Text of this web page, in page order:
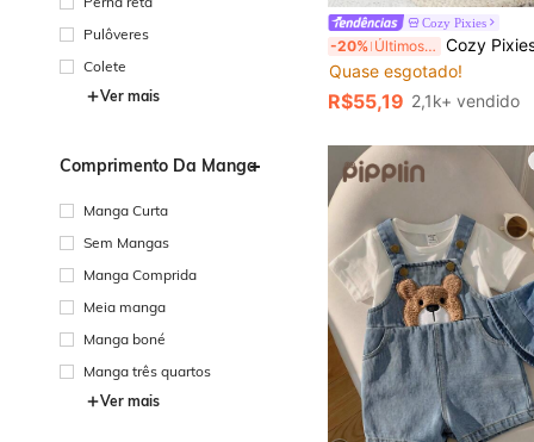
Pulôveres
Colete
Ver mais
Comprimento Da Manga
Manga Curta
Sem Mangas
Manga Comprida
Meia manga
Manga boné
Manga três quartos
Ver mais
Cozy Pixies
-20% Últimos 3 dias Cozy Pixies Vestido Infantil Feminino com Estampa
#1 Mais Vendido
Quase esgotado!
#1 Mais Vendido
Quase esgotado!
#1 Mais Vendido
Quase esgotado!
#1 Mais Vendido
R$55,19 2,1k+ vendido